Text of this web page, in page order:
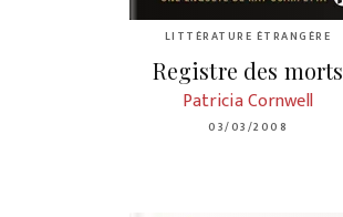
LITTÉRATURE ÉTRANGÈRE
Registre des morts
Patricia Cornwell
03/03/2008